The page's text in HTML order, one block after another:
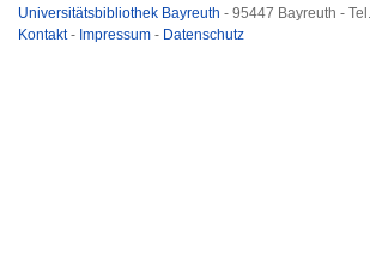
Universitätsbibliothek Bayreuth - 95447 Bayreuth -
Kontakt- Impressum - Datenschutz